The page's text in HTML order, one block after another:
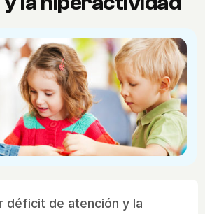
déficit de atención y la